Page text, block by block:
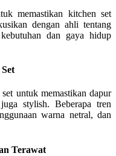
memastikan kitchen set
dengan ahli tentang
dan gaya hidup
untuk memastikan dapur
stylish. Beberapa tren
warna netral, dan
Terawat